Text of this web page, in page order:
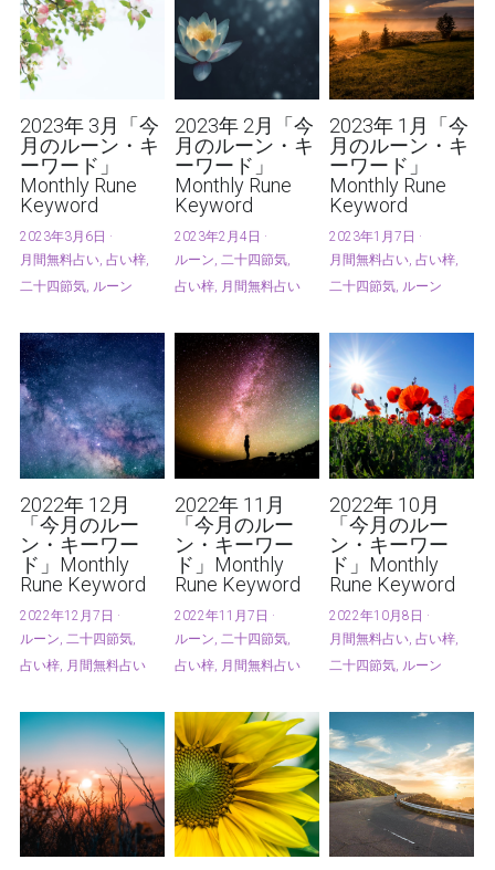
2023年 3月「今
月のルーン・キ
ーワード」
Monthly Rune
Keyword
2023年3月6日 ·
月間無料占い, 占い梓,
二十四節気, ルーン
2023年 2月「今
月のルーン・キ
ーワード」
Monthly Rune
Keyword
2023年2月4日 ·
ルーン, 二十四節気,
占い梓, 月間無料占い
2023年 1月「今
月のルーン・キ
ーワード」
Monthly Rune
Keyword
2023年1月7日 ·
月間無料占い, 占い梓,
二十四節気, ルーン
2022年 12月
「今月のルー
ン・キーワー
ド」Monthly
Rune Keyword
2022年12月7日 ·
ルーン, 二十四節気,
占い梓, 月間無料占い
2022年 11月
「今月のルー
ン・キーワー
ド」Monthly
Rune Keyword
2022年11月7日 ·
ルーン, 二十四節気,
占い梓, 月間無料占い
2022年 10月
「今月のルー
ン・キーワー
ド」Monthly
Rune Keyword
2022年10月8日 ·
月間無料占い, 占い梓,
二十四節気, ルーン